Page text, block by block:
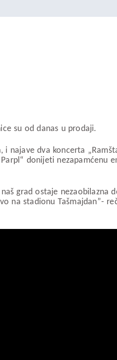
su od danas u prodaji.
najave dva koncerta
donijeti nezapamćenu
grad ostaje nezaobilazna
na stadionu Tašmajdan”-